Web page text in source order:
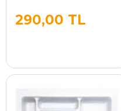
290,00 TL